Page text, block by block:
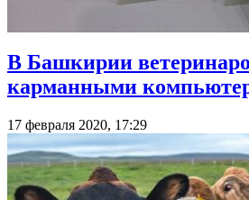
В Башкирии
карманными
17 февраля 2020, 17:29